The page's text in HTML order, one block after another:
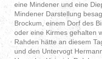
eine Mindener und eine
Mindener Darstellung
Brockum, einem Dorf des
oder eine Kirmes gehalten
Rahden hätte an diesem
und den Untervogt